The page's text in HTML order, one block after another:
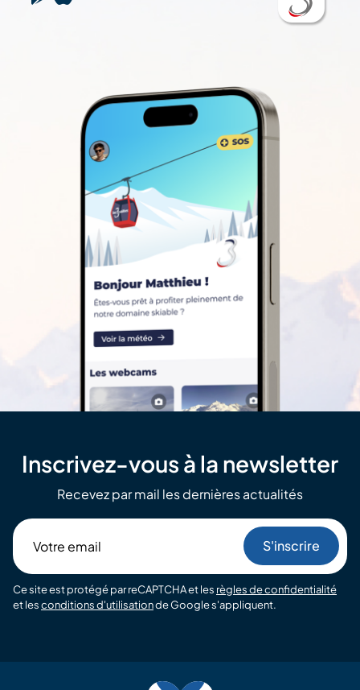
Inscrivez-vous à la newsletter
Recevez par mail les dernières actualités
email
Ce site est protégé par reCAPTCHA et les règles de confidentialité
et lesconditions d'utilisationde Google s'appliquent.